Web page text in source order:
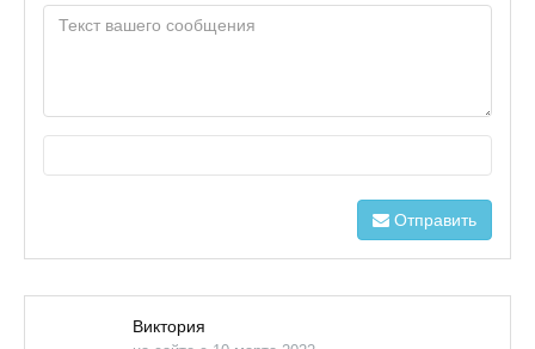
Отправить
Виктория